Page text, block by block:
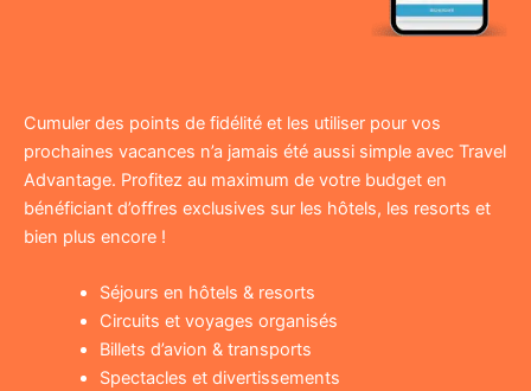
Cumuler des points de fidélité et les utiliser pour vos
prochaines vacances n’a jamais été aussi simple avec Travel
Advantage. Profitez au maximum de votre budget en
bénéficiant d’offres exclusives sur les hôtels, les resorts et
bien plus encore !
Séjours en hôtels & resorts
Circuits et voyages organisés
Billets d’avion & transports
Spectacles et divertissements